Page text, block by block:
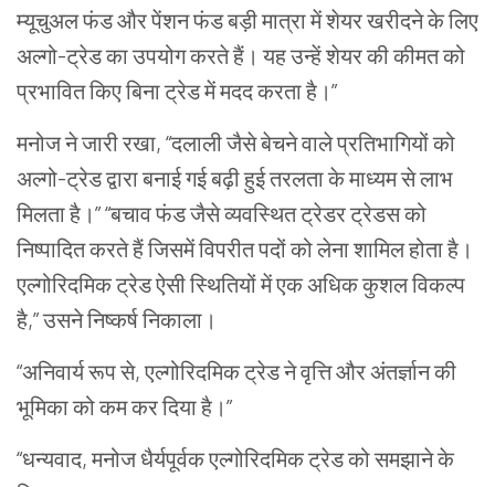
म्यूचुअल फंड और पेंशन फंड बड़ी मात्रा में शेयर खरीदने के लिए
अल्गो-ट्रेड का उपयोग करते हैं। यह उन्हें शेयर की कीमत को
प्रभावित किए बिना ट्रेड में मदद करता है।”
मनोज ने जारी रखा, “दलाली जैसे बेचने वाले प्रतिभागियों को
अल्गो-ट्रेड द्वारा बनाई गई बढ़ी हुई तरलता के माध्यम से लाभ
मिलता है।” “बचाव फंड जैसे व्यवस्थित ट्रेडर ट्रेडस को
निष्पादित करते हैं जिसमें विपरीत पदों को लेना शामिल होता है।
एल्गोरिदमिक ट्रेड ऐसी स्थितियों में एक अधिक कुशल विकल्प
है,” उसने निष्कर्ष निकाला।
“अनिवार्य रूप से, एल्गोरिदमिक ट्रेड ने वृत्ति और अंतर्ज्ञान की
भूमिका को कम कर दिया है।”
“धन्यवाद, मनोज धैर्यपूर्वक एल्गोरिदमिक ट्रेड को समझाने के